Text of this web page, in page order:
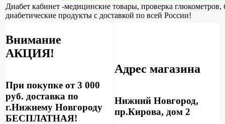
Диабет кабинет -медицинские товары, проверка глюкометров,
диабетические продукты с доставкой по всей России!
Внимание
АКЦИЯ!
При покупке от 3 000
руб. доставка по
г.Нижнему Новгороду
БЕСПЛАТНАЯ!
Адрес магазина
Нижний Новгород,
пр.Кирова, дом 2